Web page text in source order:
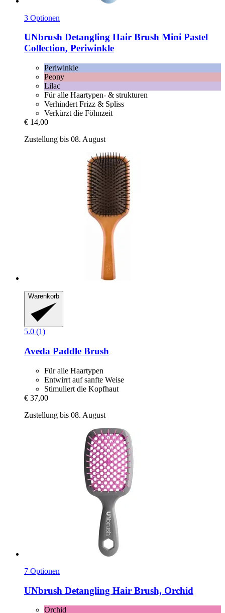
3 Optionen
UNbrush Detangling Hair Brush Mini Pastel
Collection, Periwinkle
Periwinkle
Peony
Lilac
Für alle Haartypen- & strukturen
Verhindert Frizz & Spliss
Verkürzt die Föhnzeit
€ 14,00
Zustellung bis 08. August
Warenkorb
5.0 (1)
Aveda Paddle Brush
Für alle Haartypen
Entwirrt auf sanfte Weise
Stimuliert die Kopfhaut
€ 37,00
Zustellung bis 08. August
7 Optionen
UNbrush Detangling Hair Brush, Orchid
Orchid